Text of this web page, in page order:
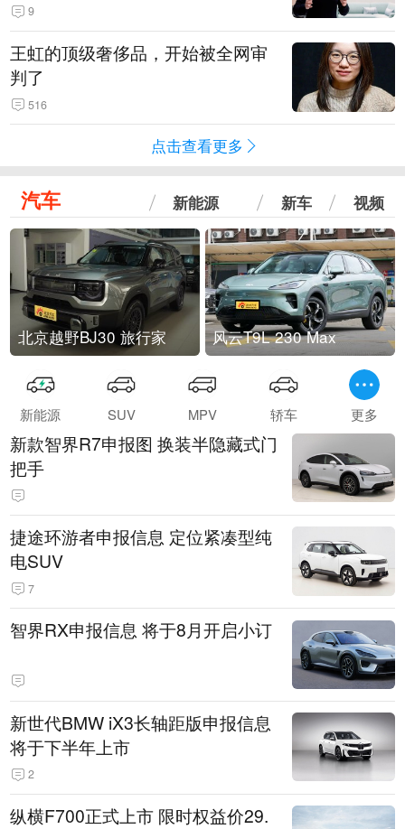
9
王虹的顶级奢侈品，开始被全网审
判了
516
点击查看更多
汽车 新能源 新车 视频
北京越野BJ30 旅行家 风云T9L 230 Max
新能源 SUV MPV 轿车 更多
新款智界R7申报图 换装半隐藏式门
把手
捷途环游者申报信息 定位紧凑型纯
电SUV
7
智界RX申报信息 将于8月开启小订
新世代BMW iX3长轴距版申报信息
将于下半年上市
2
纵横F700正式上市 限时权益价29.